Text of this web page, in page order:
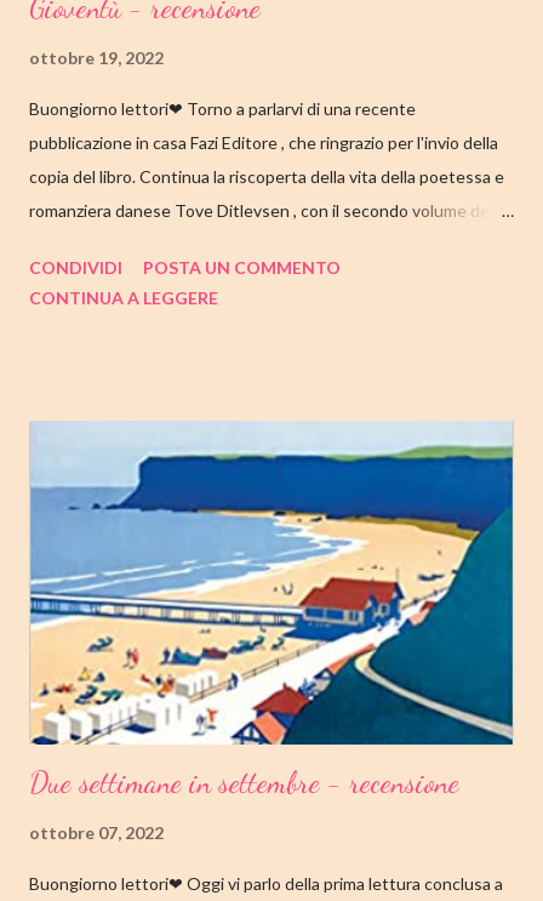
Gioventù - recensione
ottobre 19, 2022
Buongiorno lettori❤ Torno a parlarvi di una recente
pubblicazione in casa Fazi Editore , che ringrazio per l'invio della
copia del libro. Continua la riscoperta della vita della poetessa e
romanziera danese Tove Ditlevsen , con il secondo volume della
come sempre, trovate tutte le mie impressioni al suo termine.
14.25/EBOOK 8.99 Link Amazon TRAMA Dopo "Infanzia", il
secondo capitolo della trilogia di Copenaghen, grande classico
della letteratura danese oggi riscoperto e acclamato a livello
internazionale. La piccola Tove è cresciuta in fretta: costretta ad
abbandonare la scuola molto presto, a quattordici anni compie i
primi passi nel mondo del lavoro. Indossato il vestito buono e
infilato il ...
CONDIVIDI
POSTA UN COMMENTO
CONTINUA A LEGGERE
Due settimane in settembre - recensione
ottobre 07, 2022
Buongiorno lettori❤ Oggi vi parlo della prima lettura conclusa a